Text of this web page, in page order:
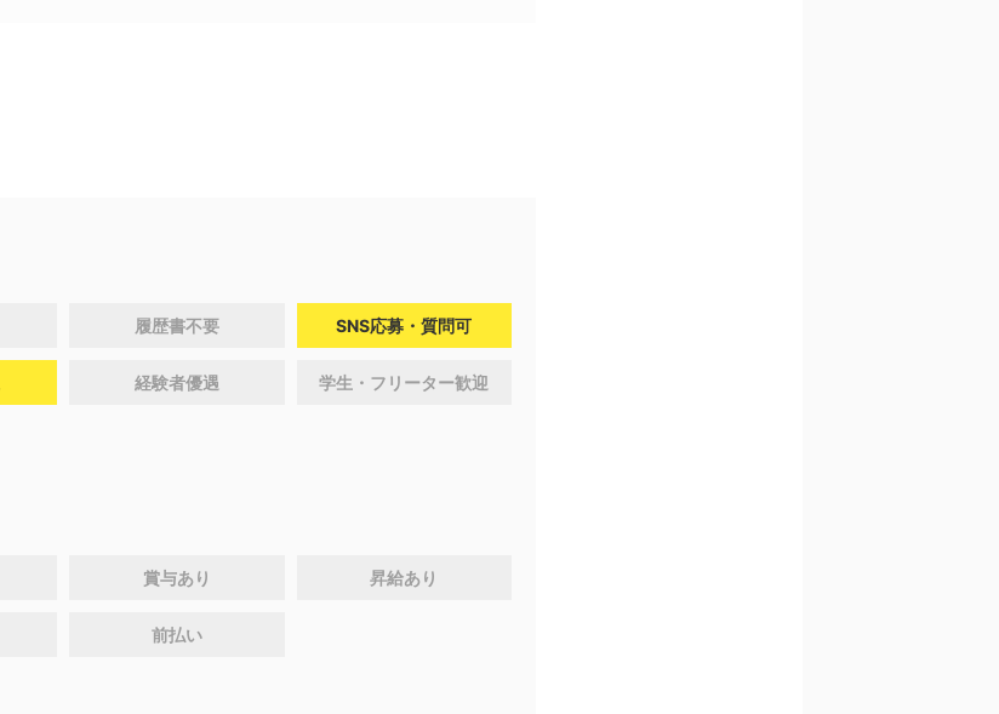
履歴書不要 SNS応募・質問可
経験者優遇 学生・フリーター歓迎
賞与あり 昇給あり
前払い